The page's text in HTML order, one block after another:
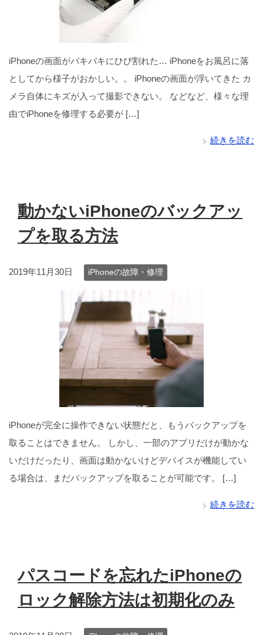
iPhoneの画面がバキバキにひび割れた… iPhoneをお風呂に落
としてから様子がおかしい。。 iPhoneの画面が浮いてきた カ
メラ自体にキズが入って撮影できない。 などなど、様々な理
由でiPhoneを修理する必要が […]
続きを読む
動かないiPhoneのバックアッ
プを取る方法
2019年11月30日 iPhoneの故障・修理
iPhoneが完全に操作できない状態だと、もうバックアップを
取ることはできません。 しかし、一部のアプリだけが動かな
いだけだったり、画面は動かないけどデバイスが機能してい
る場合は、まだバックアップを取ることが可能です。 […]
続きを読む
パスコードを忘れたiPhoneの
ロック解除方法は初期化のみ